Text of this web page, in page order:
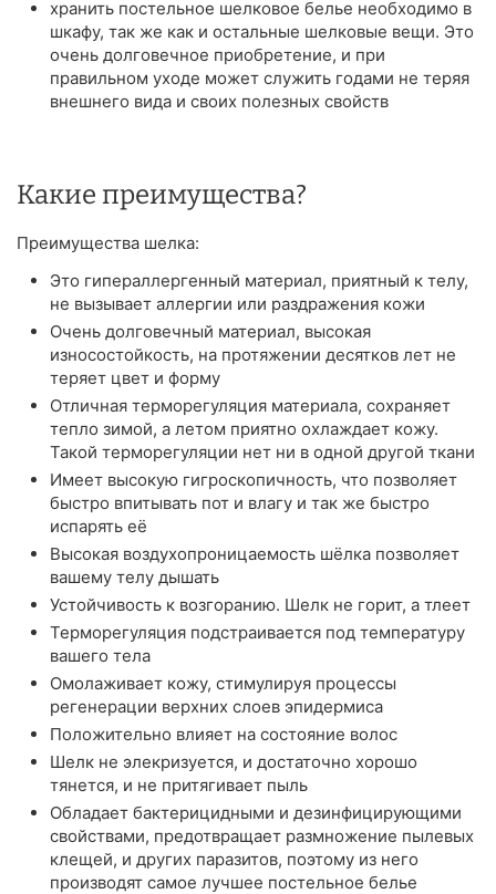
хранить постельное шелковое белье необходимо в
шкафу, так же как и остальные шелковые вещи. Это
очень долговечное приобретение, и при
правильном уходе может служить годами не теряя
внешнего вида и своих полезных свойств
Какие преимущества?
Преимущества шелка:
Это гипераллергенный материал, приятный к телу,
не вызывает аллергии или раздражения кожи
Очень долговечный материал, высокая
износостойкость, на протяжении десятков лет не
теряет цвет и форму
Отличная терморегуляция материала, сохраняет
тепло зимой, а летом приятно охлаждает кожу.
Такой терморегуляции нет ни в одной другой ткани
Имеет высокую гигроскопичность, что позволяет
быстро впитывать пот и влагу и так же быстро
испарять её
Высокая воздухопроницаемость шёлка позволяет
вашему телу дышать
Устойчивость к возгоранию. Шелк не горит, а тлеет
Терморегуляция подстраивается под температуру
вашего тела
Омолаживает кожу, стимулируя процессы
регенерации верхних слоев эпидермиса
Положительно влияет на состояние волос
Шелк не элекризуется, и достаточно хорошо
тянется, и не притягивает пыль
Обладает бактерицидными и дезинфицирующими
свойствами, предотвращает размножение пылевых
клещей, и других паразитов, поэтому из него
производят самое лучшее постельное белье